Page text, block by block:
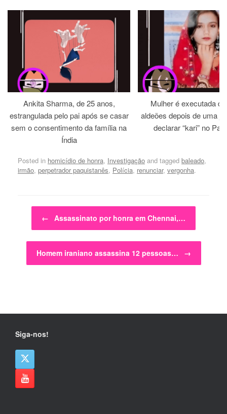
Ankita Sharma, de 25 anos,
estrangulada pelo pai após se casar
sem o consentimento da família na
Índia
Mulher é executada
aldeões depois de uma
declarar “kari” no
Posted in homicídio de honra, Investigação and tagged baleado,
irmão, perpetrador paquistanês, Polícia, renunciar, vergonha.
Post navigation
← Assassinato por honra em Chennai,…
Homem iraniano assassina 12 pessoas… →
Siga-nos!